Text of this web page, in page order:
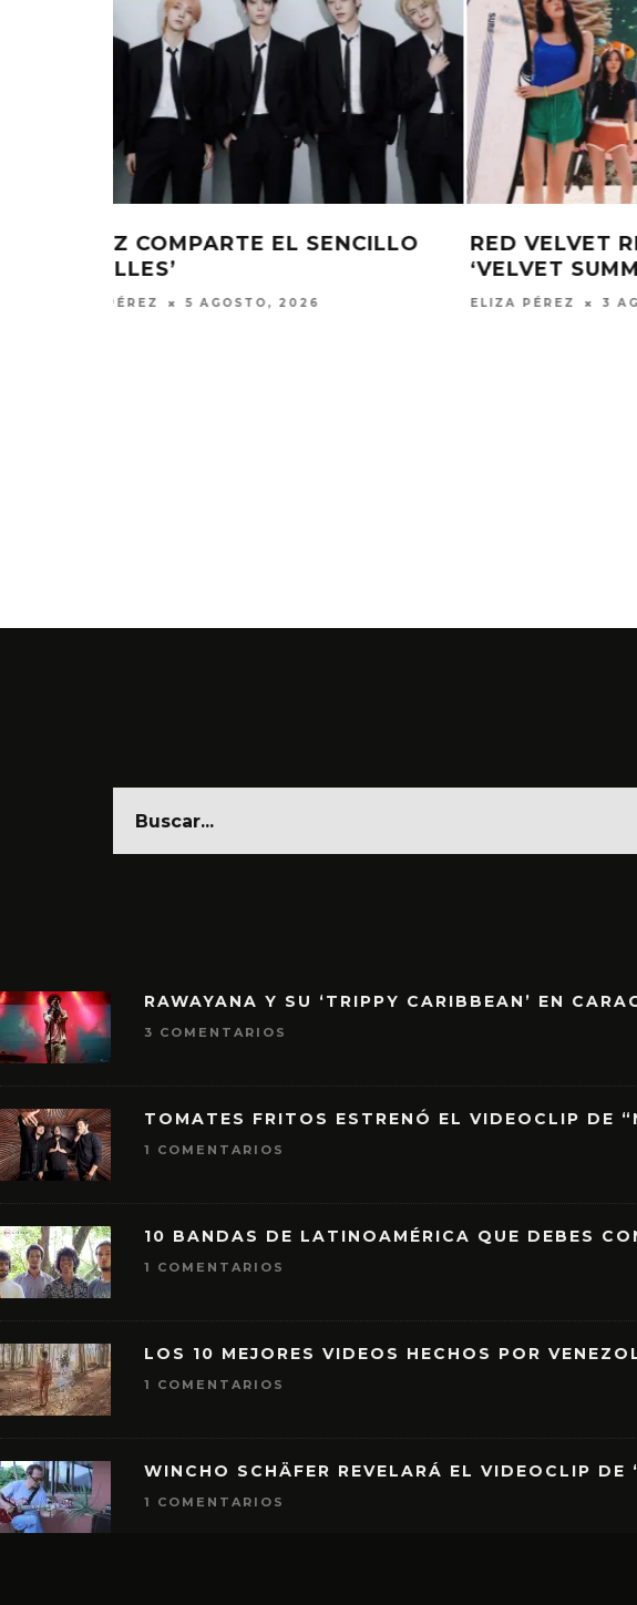
RED VELVET REGRESA CON EL EP
‘VELVET SUMMER’
ELIZA PÉREZ 3 AGOSTO, 2026
BTS NO
LOS
ELIZA PÉREZ
RAWAYANA Y SU ‘TRIPPY CARIBBEAN’ EN
3 COMENTARIOS
TOMATES FRITOS ESTRENÓ EL VIDEOCLIP DE
1 COMENTARIOS
10 BANDAS DE LATINOAMÉRICA QUE DEBES
1 COMENTARIOS
LOS 10 MEJORES VIDEOS HECHOS POR
1 COMENTARIOS
WINCHO SCHÄFER REVELARÁ EL VIDEOCLIP
1 COMENTARIOS